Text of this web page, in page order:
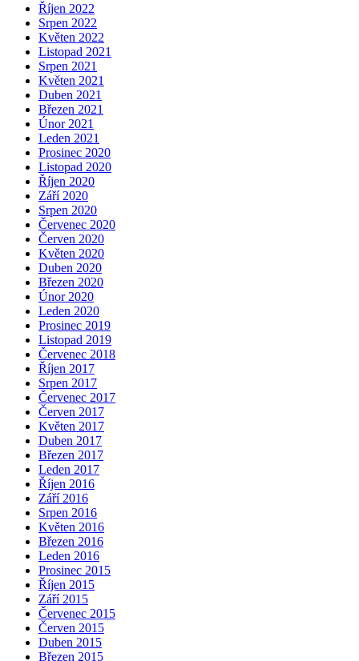
Říjen 2022
Srpen 2022
Květen 2022
Listopad 2021
Srpen 2021
Květen 2021
Duben 2021
Březen 2021
Únor 2021
Leden 2021
Prosinec 2020
Listopad 2020
Říjen 2020
Září 2020
Srpen 2020
Červenec 2020
Červen 2020
Květen 2020
Duben 2020
Březen 2020
Únor 2020
Leden 2020
Prosinec 2019
Listopad 2019
Červenec 2018
Říjen 2017
Srpen 2017
Červenec 2017
Červen 2017
Květen 2017
Duben 2017
Březen 2017
Leden 2017
Říjen 2016
Září 2016
Srpen 2016
Květen 2016
Březen 2016
Leden 2016
Prosinec 2015
Říjen 2015
Září 2015
Červenec 2015
Červen 2015
Duben 2015
Březen 2015